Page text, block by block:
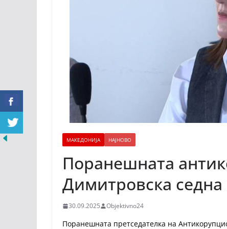
МАКЕДОНИЈА НАЈНОВО
Поранешната
Димитровска
30.09.2025 Objektivno24
Поранешната претседателка на